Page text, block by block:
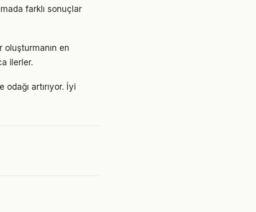
farklı sonuçlar
oluşturmanın en
ilerler.
artırıyor. İyi